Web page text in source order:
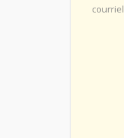
courriel